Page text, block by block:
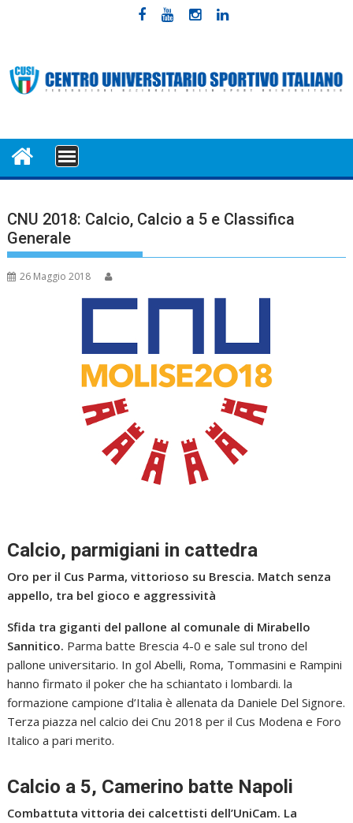
MENU
CNU 2018: Calcio, Calcio a 5 e Classifica
Generale
26 Maggio 2018
Calcio, parmigiani in cattedra
Oro per il Cus Parma, vittorioso su Brescia. Match senza
appello, tra bel gioco e aggressività
Sfida tra giganti del pallone al comunale di Mirabello
Sannitico. Parma batte Brescia 4-0 e sale sul trono del
pallone universitario. In gol Abelli, Roma, Tommasini e Rampini
hanno firmato il poker che ha schiantato i lombardi. la
formazione campione d’Italia è allenata da Daniele Del Signore.
Terza piazza nel calcio dei Cnu 2018 per il Cus Modena e Foro
Italico a pari merito.
Calcio a 5, Camerino batte Napoli
Combattuta vittoria dei calcettisti dell’UniCam. La